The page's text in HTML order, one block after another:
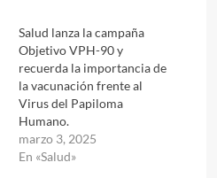
Salud lanza la campaña
Objetivo VPH-90 y
recuerda la importancia de
la vacunación frente al
Virus del Papiloma
Humano.
marzo 3, 2025
En «Salud»